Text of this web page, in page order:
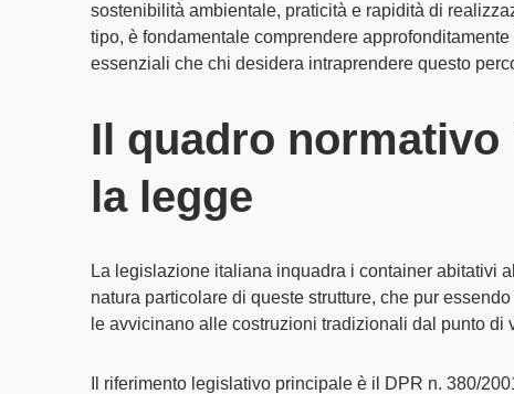
sostenibilità ambientale, praticità e rapidità di
tipo, è fondamentale comprendere approfonditamente
essenziali che chi desidera intraprendere questo
Il quadro
la legge
La legislazione italiana inquadra i container abitativi
natura particolare di queste strutture, che pur
le avvicinano alle costruzioni tradizionali dal punto di
Il riferimento legislativo principale è il DPR n. 380/